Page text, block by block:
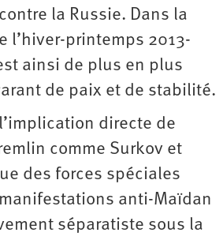
la Russie. Dans la
l’hiver-printemps 2013-
ainsi de plus en plus
de paix et de stabilité.
directe de
comme Surkov et
des forces spéciales
anti-Maïdan
séparatiste sous la